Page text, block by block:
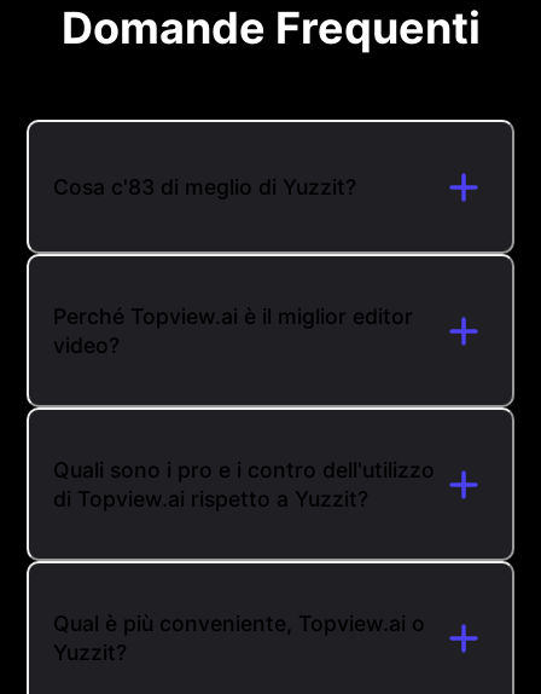
Domande Frequenti
Cosa c'83 di meglio di Yuzzit?
Perché Topview.ai è il miglior editor
video?
Quali sono i pro e i contro dell'utilizzo
di Topview.ai rispetto a Yuzzit?
Qual è più conveniente, Topview.ai o
Yuzzit?